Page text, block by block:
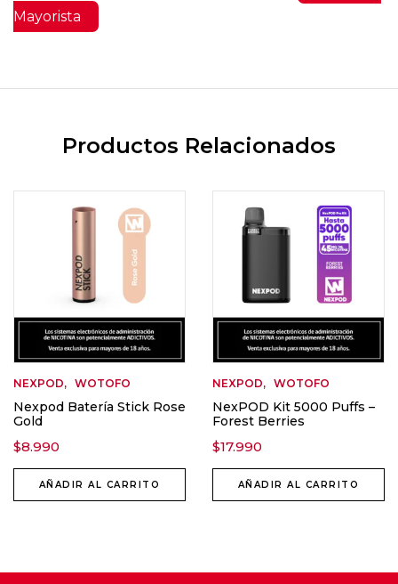
Mayorista
Productos Relacionados
NEXPOD WOTOFO
Nexpod Batería Stick Rose
Gold
$8.990
AÑADIR AL CARRITO
NEXPOD WOTOFO
NexPOD Kit 5000 Puffs –
Forest Berries
$17.990
AÑADIR AL CARRITO